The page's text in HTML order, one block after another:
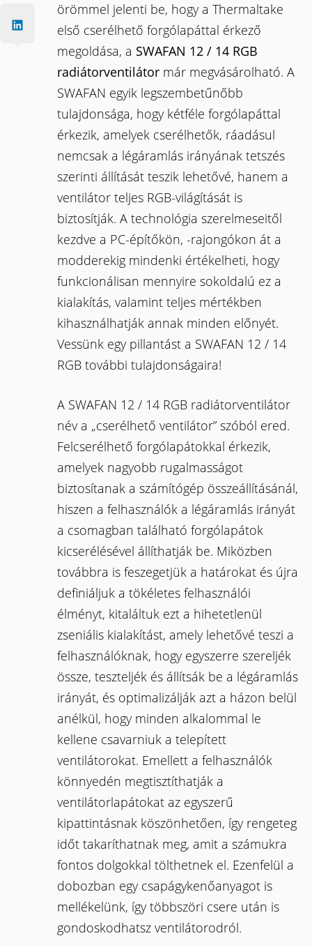
örömmel jelenti be, hogy a Thermaltake
első cserélhető forgólapáttal érkező
megoldása, a SWAFAN 12 / 14 RGB
radiátorventilátor már megvásárolható. A
SWAFAN egyik legszembetűnőbb
tulajdonsága, hogy kétféle forgólapáttal
érkezik, amelyek cserélhetők, ráadásul
nemcsak a légáramlás irányának tetszés
szerinti állítását teszik lehetővé, hanem a
ventilátor teljes RGB-világítását is
biztosítják. A technológia szerelmeseitől
kezdve a PC-építőkön, -rajongókon át a
modderekig mindenki értékelheti, hogy
funkcionálisan mennyire sokoldalú ez a
kialakítás, valamint teljes mértékben
kihasználhatják annak minden előnyét.
Vessünk egy pillantást a SWAFAN 12 / 14
RGB további tulajdonságaira!
A SWAFAN 12 / 14 RGB radiátorventilátor
név a „cserélhető ventilátor” szóból ered.
Felcserélhető forgólapátokkal érkezik,
amelyek nagyobb rugalmasságot
biztosítanak a számítógép összeállításánál,
hiszen a felhasználók a légáramlás irányát
a csomagban található forgólapátok
kicserélésével állíthatják be. Miközben
továbbra is feszegetjük a határokat és újra
definiáljuk a tökéletes felhasználói
élményt, kitaláltuk ezt a hihetetlenül
zseniális kialakítást, amely lehetővé teszi a
felhasználóknak, hogy egyszerre szereljék
össze, teszteljék és állítsák be a légáramlás
irányát, és optimalizálják azt a házon belül
anélkül, hogy minden alkalommal le
kellene csavarniuk a telepített
ventilátorokat. Emellett a felhasználók
könnyedén megtisztíthatják a
ventilátorlapátokat az egyszerű
kipattintásnak köszönhetően, így rengeteg
időt takaríthatnak meg, amit a számukra
fontos dolgokkal tölthetnek el. Ezenfelül a
dobozban egy csapágykenőanyagot is
mellékelünk, így többszöri csere után is
gondoskodhatsz ventilátorodról.